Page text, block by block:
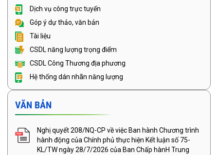
Dịch vụ công trực tuyến
Góp ý dự thảo, văn bản
Tài liệu
CSDL năng lượng trọng điểm
CSDL Công Thương địa phương
Hệ thống dán nhãn năng lượng
VĂN BẢN
Nghị quyết 208/NQ-CP về việc Ban hành Chương trình
hành động của Chính phủ thực hiện Kết luận số 75-
KL/TW ngày 28/7/2026 của Ban Chấp hànH Trung